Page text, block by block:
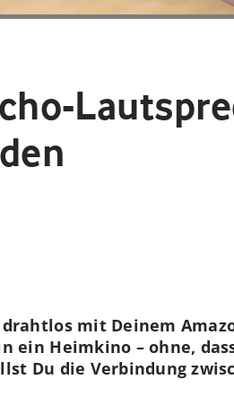
mit Deinem
ein Heimkino – ohne,
Du die Verbindung